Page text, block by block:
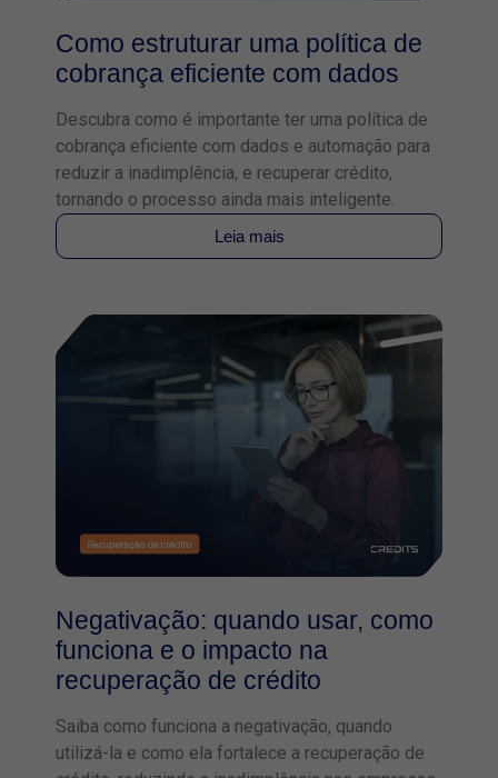
Como estruturar uma política de
cobrança eficiente com dados
Descubra como é importante ter uma política de
cobrança eficiente com dados e automação para
reduzir a inadimplência, e recuperar crédito,
tornando o processo ainda mais inteligente.
Leia mais
Negativação: quando usar, como
funciona e o impacto na
recuperação de crédito
Saiba como funciona a negativação, quando
utilizá-la e como ela fortalece a recuperação de